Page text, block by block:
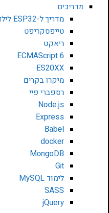
מדריכים
מדריך ל-ESP32 לילדים ולהורים מאפס
טייפסקריפט
ריאקט
ECMAScript 6
ES20XX
מיקרו בקרים
רספברי פיי
Node.js
Express
Babel
docker
MongoDB
Git
לימוד MySQL
SASS
jQuery